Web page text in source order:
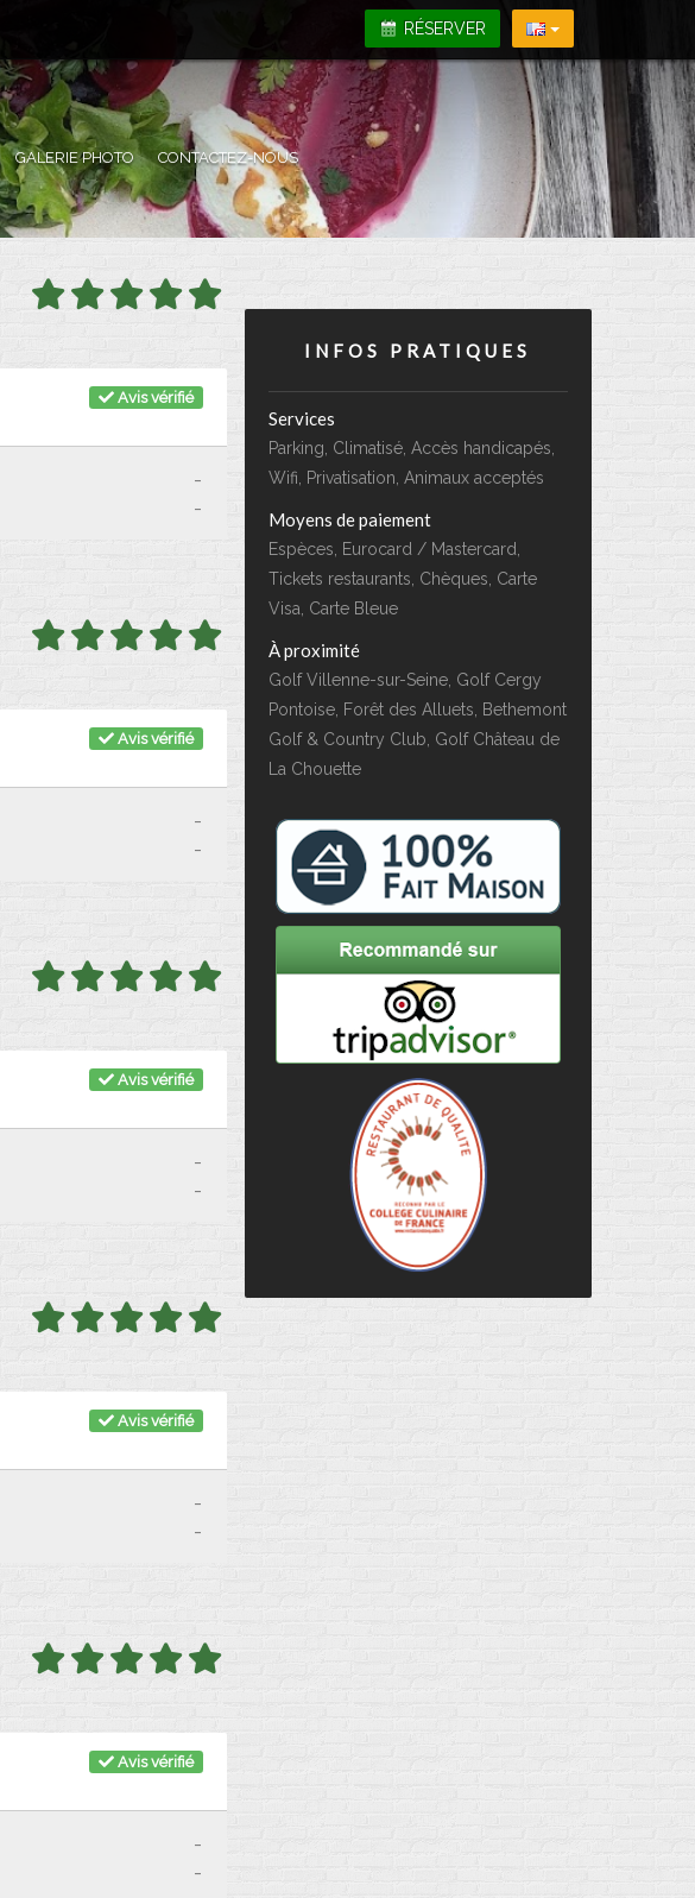
RÉSERVER
GALERIE PHOTO CONTACTEZ-NOUS
Avis vérifié
-
-
Avis vérifié
-
-
Avis vérifié
-
-
Avis vérifié
-
-
Avis vérifié
-
-
INFOS PRATIQUES
Services
Parking, Climatisé, Accès handicapés,
Wifi, Privatisation, Animaux acceptés
Moyens de paiement
Espèces, Eurocard / Mastercard,
Tickets restaurants, Chèques, Carte
Visa, Carte Bleue
À proximité
Golf Villenne-sur-Seine, Golf Cergy
Pontoise, Forêt des Alluets, Bethemont
Golf & Country Club, Golf Château de
La Chouette